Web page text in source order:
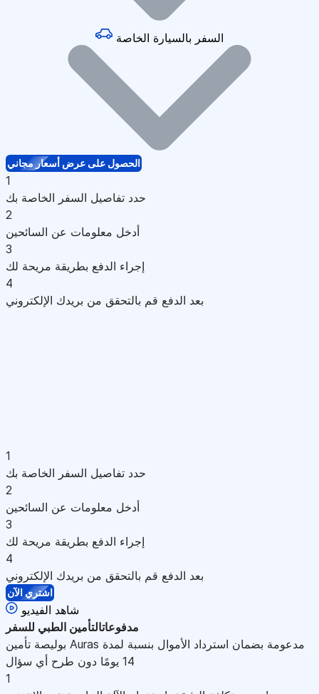
السفر بالسيارة الخاصة
الحصول على عرض أسعار مجاني
1
حدد تفاصيل السفر الخاصة بك
2
أدخل معلومات عن السائحين
3
إجراء الدفع بطريقة مريحة لك
4
بعد الدفع قم بالتحقق من بريدك الإلكتروني
1
حدد تفاصيل السفر الخاصة بك
2
أدخل معلومات عن السائحين
3
إجراء الدفع بطريقة مريحة لك
4
بعد الدفع قم بالتحقق من بريدك الإلكتروني
اشتري الآن
شاهد الفيديو
مدفوعاتالتأمين الطبي للسفر
بوليصة تأمين Auras مدعومة بضمان استرداد الأموال بنسبة لمدة
14 يومًا دون طرح أي سؤال
1